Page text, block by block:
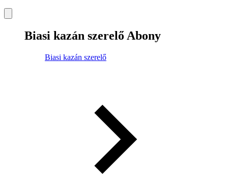
Biasi kazán szerelő Abony
Biasi kazán szerelő